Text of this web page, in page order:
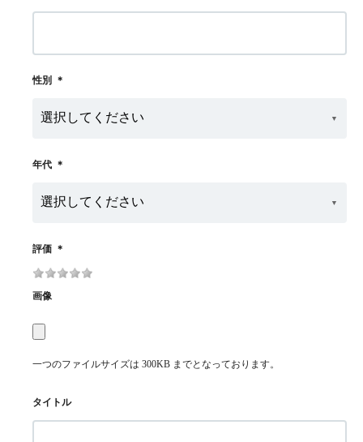
性別 ＊
年代 ＊
評価 ＊
画像
一つのファイルサイズは 300KB までとなっております。
タイトル